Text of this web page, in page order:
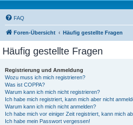
FAQ
Foren-Übersicht Häufig gestellte Fragen
Häufig gestellte Fragen
Registrierung und Anmeldung
Wozu muss ich mich registrieren?
Was ist COPPA?
Warum kann ich mich nicht registrieren?
Ich habe mich registriert, kann mich aber nicht
Warum kann ich mich nicht anmelden?
Ich habe mich vor einiger Zeit registriert, kann mich
Ich habe mein Passwort vergessen!